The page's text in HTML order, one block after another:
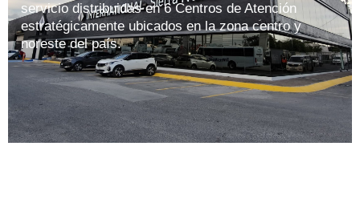
servicio distribuidas en 6 Centros de Atención
estratégicamente ubicados en la zona centro y
noreste del país.